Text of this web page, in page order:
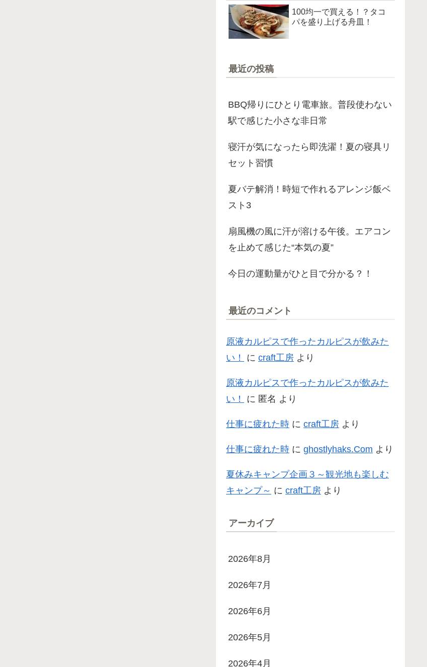
100均一で買える！？タコ
パを盛り上げる舟皿！
最近の投稿
BBQ帰りにひとり電車旅。普段使わない
駅で感じた小さな非日常
寝汗が気になったら即洗濯！夏の寝具リ
セット習慣
夏バテ解消！時短で作れるアレンジ飯ベ
スト3
扇風機の風に汗が溶ける午後。エアコン
を止めて感じた“本気の夏”
今日の運動量がひと目で分かる？！
最近のコメント
原液カルピスで作ったカルピスが飲みた
い！
に craft工房 より
原液カルピスで作ったカルピスが飲みた
い！
に 匿名 より
仕事に疲れた時 に craft工房 より
仕事に疲れた時 に ghostlyhaks.Com より
夏休みキャンプ企画３～観光地も楽しむ
キャンプ～ に craft工房 より
アーカイブ
2026年8月
2026年7月
2026年6月
2026年5月
2026年4月